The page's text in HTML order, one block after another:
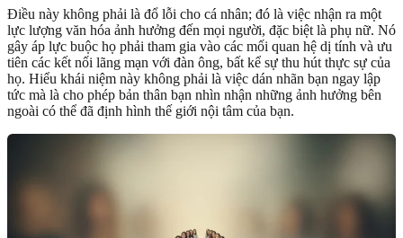
Điều này không phải là đổ lỗi cho cá nhân; đó là việc nhận ra một
lực lượng văn hóa ảnh hưởng đến mọi người, đặc biệt là phụ nữ. Nó
gây áp lực buộc họ phải tham gia vào các mối quan hệ dị tính và ưu
tiên các kết nối lãng mạn với đàn ông, bất kể sự thu hút thực sự của
họ. Hiểu khái niệm này không phải là việc dán nhãn bạn ngay lập
tức mà là cho phép bản thân bạn nhìn nhận những ảnh hưởng bên
ngoài có thể đã định hình thế giới nội tâm của bạn.